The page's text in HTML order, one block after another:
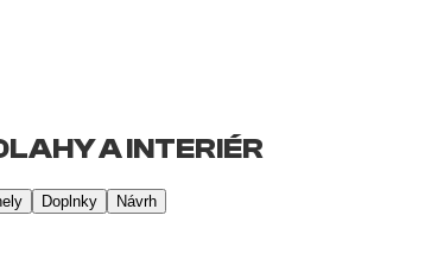
A INTERIÉR
Doplnky Návrh